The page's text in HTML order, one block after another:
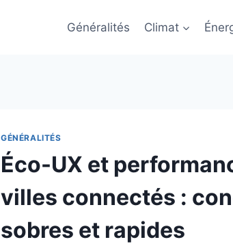
Généralités Climat
GÉNÉRALITÉS
Éco-UX et
villes connectés :
sobres et rapides